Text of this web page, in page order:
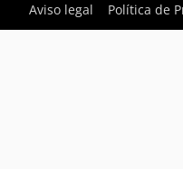
Aviso legal
Política de